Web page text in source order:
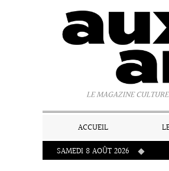
LE MAGAZINE
ACCUEIL
SAMEDI 8 AOÛT 2026
Panneau de gestion des cookies